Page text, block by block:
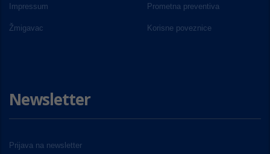
Impressum Prometna preventiva
Žmigavac Korisne poveznice
Newsletter
Prijava na newsletter